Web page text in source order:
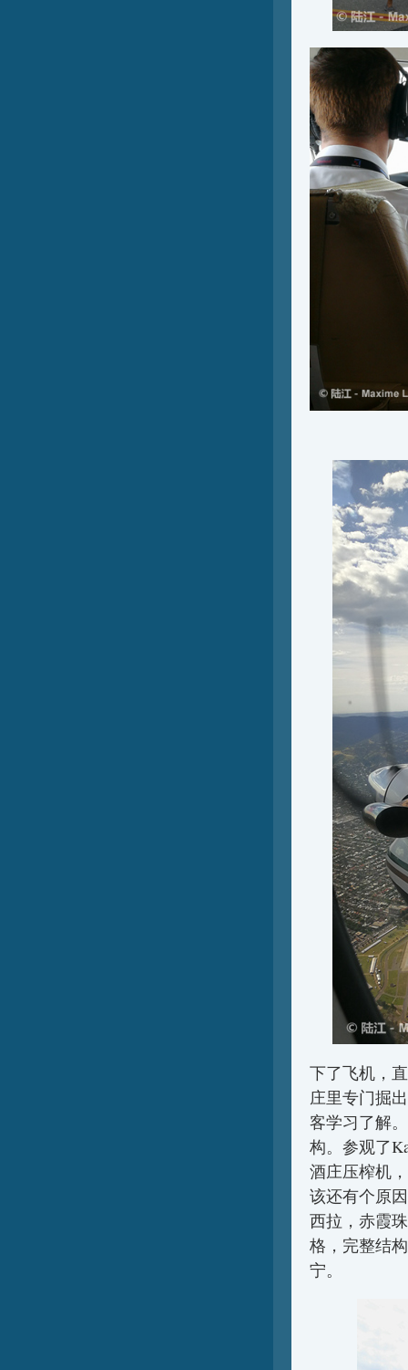
下了飞机，
庄里专门掘
客学习了解
构。参观了
酒庄压榨机
该还有个原
西拉，赤霞
格，完整结
宁。